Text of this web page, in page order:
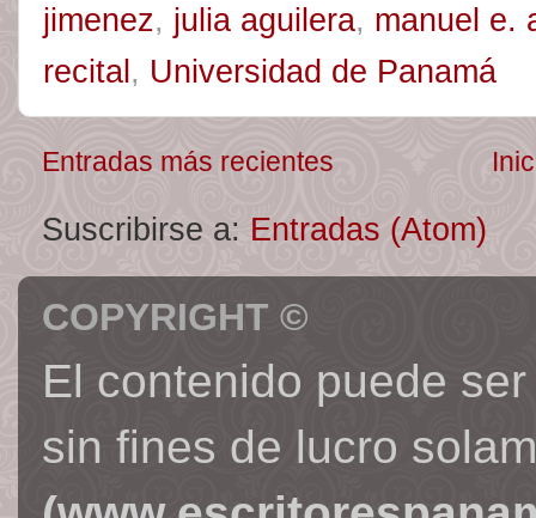
jimenez, julia aguilera, manuel e.
recital , Universidad de Panamá
Entradas más recientes
Suscribirse a: Entradas (Atom)
COPYRIGHT ©
El contenido puede
sin fines de lucro